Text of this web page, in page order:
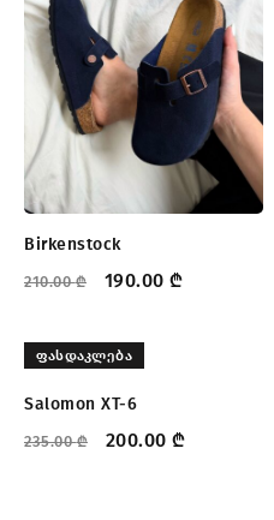
Birkenstock
210.00₾ 190.00 ₾
ᲤᲐᲡᲓᲐᲙᲚᲔᲑᲐ
Salomon XT-6
235.00₾ 200.00 ₾